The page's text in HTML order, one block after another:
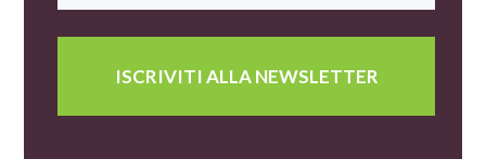
ISCRIVITI ALLA NEWSLETTER